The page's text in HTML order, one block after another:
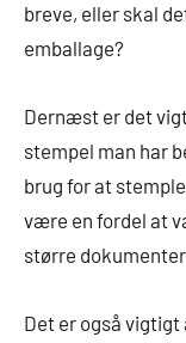
breve, eller skal
emballage?
Dernæst er det
stempel man har
brug for at
være en fordel at
større
Det er også